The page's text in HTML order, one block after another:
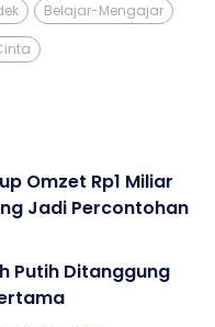
Belajar-Mengajar
Omzet Rp1 Miliar
Jadi Percontohan
Putih Ditanggung